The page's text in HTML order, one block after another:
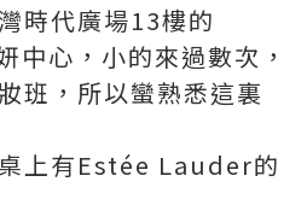
時代廣場13樓的
心，小的來過數次，
班，所以蠻熟悉這裏
上有Estée Lauder的